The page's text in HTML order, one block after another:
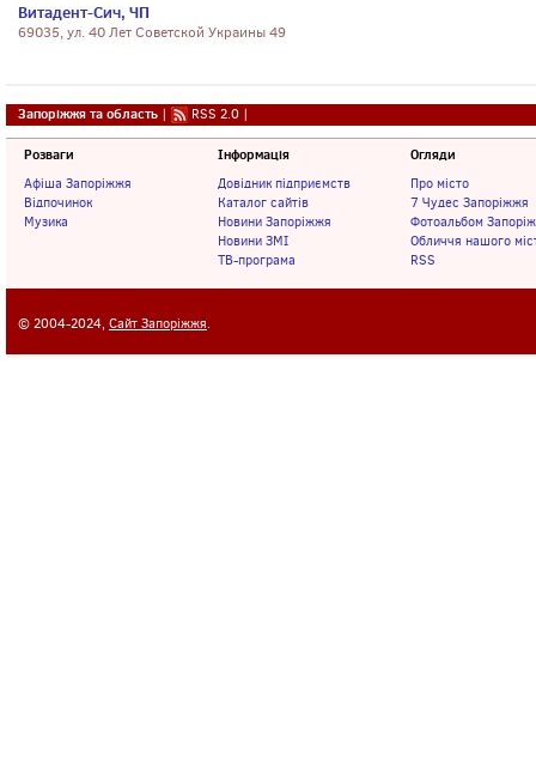
Витадент-Сич, ЧП
69035, ул. 40 Лет Советской Украины 49
Запоріжжя та область | RSS 2.0 |
Розваги
Афіша Запоріжжя
Відпочинок
Музика
Інформація
Довідник підприємств
Каталог сайтів
Новини Запоріжжя
Новини ЗМІ
ТВ-програма
Огляди
Про місто
7 Чудес Запоріжжя
Фотоальбом
Обличчя нашого
RSS
© 2004-2024, Сайт Запоріжжя.